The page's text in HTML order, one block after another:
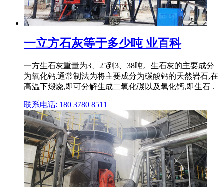
一立方石灰等于多少吨 业百科
一方生石灰重量为3、25到3、38吨。生石灰的主要成分
为氧化钙,通常制法为将主要成分为碳酸钙的天然岩石,在
高温下煅烧,即可分解生成二氧化碳以及氧化钙,即生石 .
联系电话: 180 3780 8511